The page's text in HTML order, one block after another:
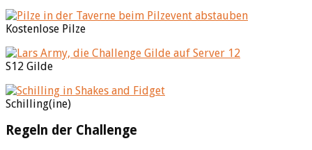
Kostenlose Pilze
S12 Gilde
Schilling(ine)
Regeln der Challenge